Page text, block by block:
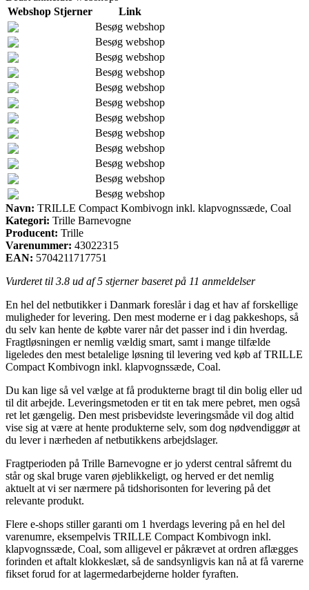
Webshop Stjerner
Link
Besøg webshop
Besøg webshop
Besøg webshop
Besøg webshop
Besøg webshop
Besøg webshop
Besøg webshop
Besøg webshop
Besøg webshop
Besøg webshop
Besøg webshop
Besøg webshop
Navn: TRILLE Compact Kombivogn inkl. klapvognssæde, Coal
Kategori: Trille Barnevogne
Producent: Trille
Varenummer: 43022315
EAN: 5704211717751
Vurderet til 3.8 ud af 5 stjerner baseret på 11 anmeldelser
En hel del netbutikker i Danmark foreslår i dag et hav af forskellige
muligheder for levering. Den mest moderne er i dag pakkeshops, så
du selv kan hente de købte varer når det passer ind i din hverdag.
Fragtløsningen er nemlig vældig smart, samt i mange tilfælde
ligeledes den mest betalelige løsning til levering ved køb af TRILLE
Compact Kombivogn inkl. klapvognssæde, Coal.
Du kan lige så vel vælge at få produkterne bragt til din bolig eller ud
til dit arbejde. Leveringsmetoden er tit en tak mere pebret, men også
ret let gængelig. Den mest prisbevidste leveringsmåde vil dog altid
vise sig at være at hente produkterne selv, som dog nødvendiggør at
du lever i nærheden af netbutikkens arbejdslager.
Fragtperioden på Trille Barnevogne er jo yderst central såfremt du
står og skal bruge varen øjeblikkeligt, og herved er det nemlig
aktuelt at vi ser nærmere på tidshorisonten for levering på det
relevante produkt.
Flere e-shops stiller garanti om 1 hverdags levering på en hel del
varenumre, eksempelvis TRILLE Compact Kombivogn inkl.
klapvognssæde, Coal, som alligevel er påkrævet at ordren aflægges
forinden et aftalt klokkeslæt, så de sandsynligvis kan nå at få varerne
fikset forud for at lagermedarbejderne holder fyraften.